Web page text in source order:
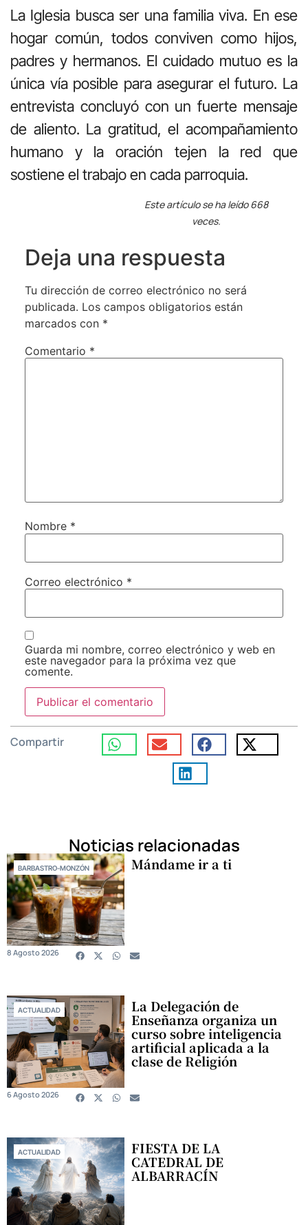
La Iglesia busca ser una familia viva. En ese
hogar común, todos conviven como hijos,
padres y hermanos. El cuidado mutuo es la
única vía posible para asegurar el futuro. La
entrevista concluyó con un fuerte mensaje
de aliento. La gratitud, el acompañamiento
humano y la oración tejen la red que
sostiene el trabajo en cada parroquia.
Este artículo se ha leído 668
veces.
Deja una respuesta
Tu dirección de correo electrónico no será
publicada. Los campos obligatorios están
marcados con *
Comentario *
Nombre *
Correo electrónico *
Guarda mi nombre, correo electrónico y web en
este navegador para la próxima vez que
comente.
Compartir
Noticias relacionadas
BARBASTRO-MONZÓN Mándame ir a ti
8 Agosto 2026
ACTUALIDAD La Delegación de
Enseñanza organiza un
curso sobre inteligencia
artificial aplicada a la
clase de Religión
6 Agosto 2026
ACTUALIDAD FIESTA DE LA
CATEDRAL DE
ALBARRACÍN